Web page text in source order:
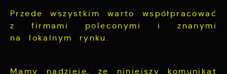
Przede wszystkim warto współpracować
z firmami poleconymi i znanymi
na lokalnym rynku.
Mamy nadzieję, że niniejszy komunikat